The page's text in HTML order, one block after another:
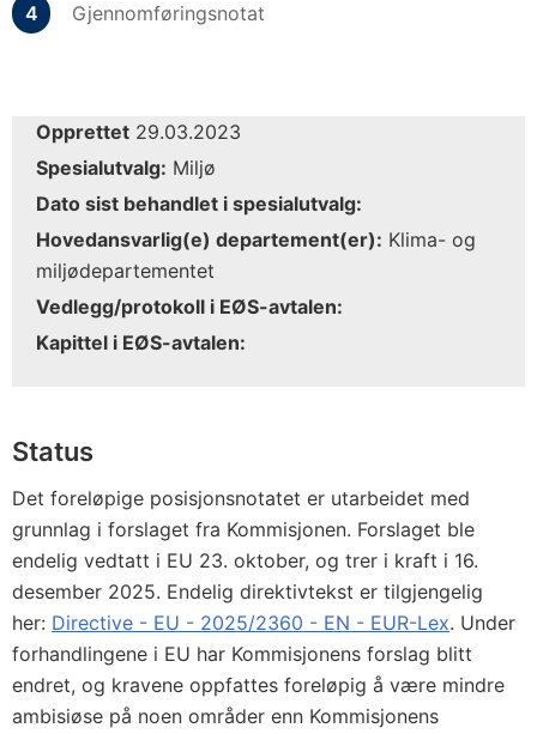
Gjennomføringsnotat
Opprettet 29.03.2023
Spesialutvalg: Miljø
Dato sist behandlet i spesialutvalg:
Hovedansvarlig(e) departement(er): Klima- og
miljødepartementet
Vedlegg/protokoll i EØS-avtalen:
Kapittel i EØS-avtalen:
Status
Det foreløpige posisjonsnotatet er utarbeidet med
grunnlag i forslaget fra Kommisjonen. Forslaget ble
endelig vedtatt i EU 23. oktober, og trer i kraft i 16.
desember 2025. Endelig direktivtekst er tilgjengelig
her: Directive - EU - 2025/2360 - EN - EUR-Lex. Under
forhandlingene i EU har Kommisjonens forslag blitt
endret, og kravene oppfattes foreløpig å være mindre
ambisiøse på noen områder enn Kommisjonens